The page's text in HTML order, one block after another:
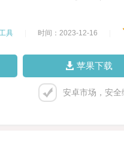
工具 时间：2023-12-16
苹果下载
安卓市场，安全